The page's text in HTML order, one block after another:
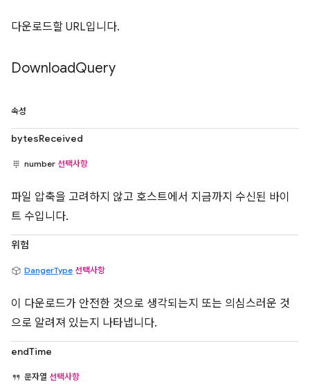
다운로드할 URL입니다.
DownloadQuery
속성
bytesReceived
number 선택사항
파일 압축을 고려하지 않고 호스트에서 지금까지 수신된 바이
트 수입니다.
위험
DangerType 선택사항
이 다운로드가 안전한 것으로 생각되는지 또는 의심스러운 것
으로 알려져 있는지 나타냅니다.
endTime
문자열 선택사항